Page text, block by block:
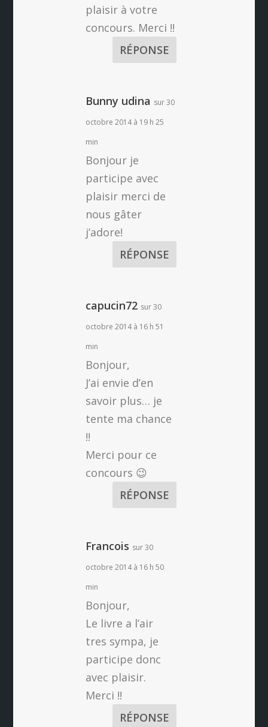
plaisir à votre
concours. Merci !!
RÉPONSE
Bunny udina sur 30
octobre 2014 à 19 h 25
min
Bonjour je
participe avec
plaisir merci de
nous gâter
j’adore!
RÉPONSE
capucin72 sur 30
octobre 2014 à 16 h 51
min
Bonjour,
J’ai envie d’en
savoir plus… je
tente ma chance
!!
Merci pour ce
concours 😉
RÉPONSE
Francois sur 30
octobre 2014 à 16 h 50
min
Bonjour,
Le livre a l’air
tres sympa, je
participe donc
avec plaisir.
Merci !!
RÉPONSE